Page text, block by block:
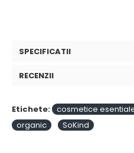
SPECIFICATII
RECENZII
Etichete: cosmetice
organic
SoKind